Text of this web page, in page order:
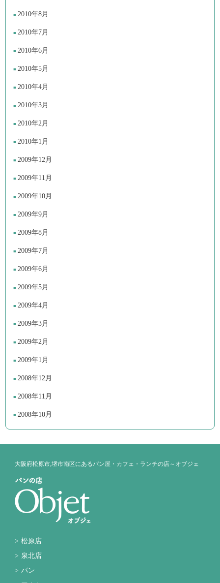
2010年8月
2010年7月
2010年6月
2010年5月
2010年4月
2010年3月
2010年2月
2010年1月
2009年12月
2009年11月
2009年10月
2009年9月
2009年8月
2009年7月
2009年6月
2009年5月
2009年4月
2009年3月
2009年2月
2009年1月
2008年12月
2008年11月
2008年10月
大阪府松原市,堺市南区にあるパン屋・カフェ・ランチの店～オブジェ
松原店
泉北店
パン